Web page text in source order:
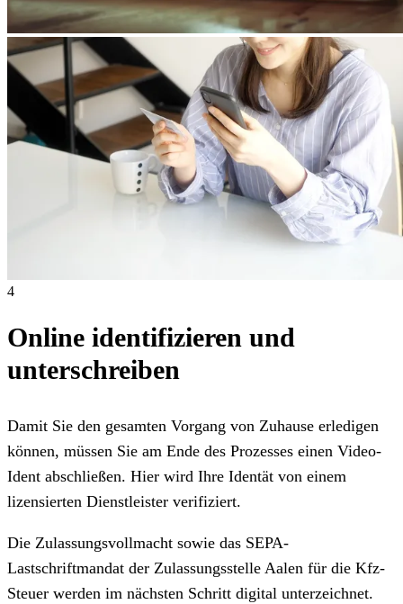
4
Online identifizieren und
unterschreiben
Damit Sie den gesamten Vorgang von Zuhause erledigen
können, müssen Sie am Ende des Prozesses einen Video-
Ident abschließen. Hier wird Ihre Identät von einem
lizensierten Dienstleister verifiziert.
Die Zulassungsvollmacht sowie das SEPA-
Lastschriftmandat der Zulassungsstelle Aalen für die Kfz-
Steuer werden im nächsten Schritt digital unterzeichnet.